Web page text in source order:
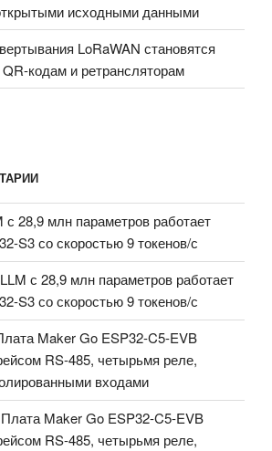
исходными данными
LoRaWAN становятся
кодам и ретрансляторам
с 28,9 млн параметров работает
S3 со скоростью 9 токенов/с
LLM с 28,9 млн параметров работает
S3 со скоростью 9 токенов/с
Maker Go ESP32-C5-EVB
RS-485, четырьмя реле,
входами
Плата Maker Go ESP32-C5-EVB
RS-485, четырьмя реле,